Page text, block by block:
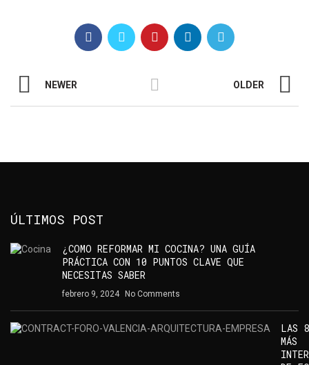
NEWER OLDER
ÚLTIMOS POST
¿COMO REFORMAR MI COCINA? UNA GUÍA
PRÁCTICA CON 10 PUNTOS CLAVE QUE
NECESITAS SABER
febrero 9, 2024 No Comments
LAS 8
MÁS